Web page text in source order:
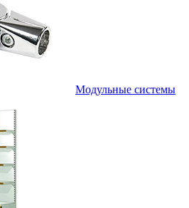
Модульные системы